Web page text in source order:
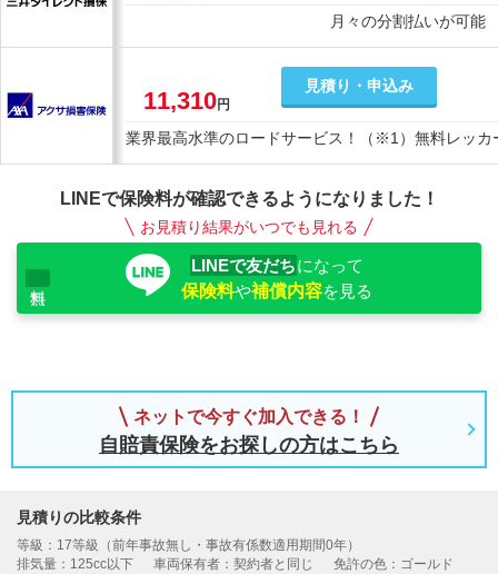
月々の分割払いが可能
11,310円
見積り・申込み
業界最高水準のロードサービス！（※1）無料レッ
LINEで保険料が確認できるようになりました！
お見積り結果がいつでも見れる
LINEで友だちになって
保険料や補償内容を見る
ネットで今すぐ加入できる！
自賠責保険をお探しの方はこちら
見積りの比較条件
等級：17等級（前年事故無し・事故有係数適用期間0年）
排気量：125cc以下
車両保有者：契約者と同じ
免許の色：ゴールド